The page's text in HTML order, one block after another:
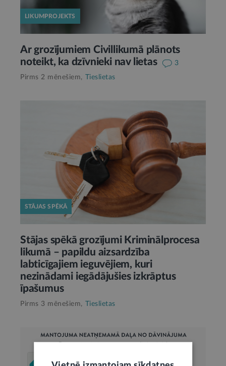
LIKUMPROJEKTS
Ar grozījumiem Civillikumā plānots
noteikt, ka dzīvnieki nav lietas
3
Pirms 2 mēnešiem, Tieslietas
STĀJAS SPĒKĀ
Stājas spēkā grozījumi Kriminālprocesa
likumā – papildu aizsardzība
labticīgajiem ieguvējiem, kuri
nezinādami iegādājušies izkrāptus
īpašumus
Pirms 3 mēnešiem, Tieslietas